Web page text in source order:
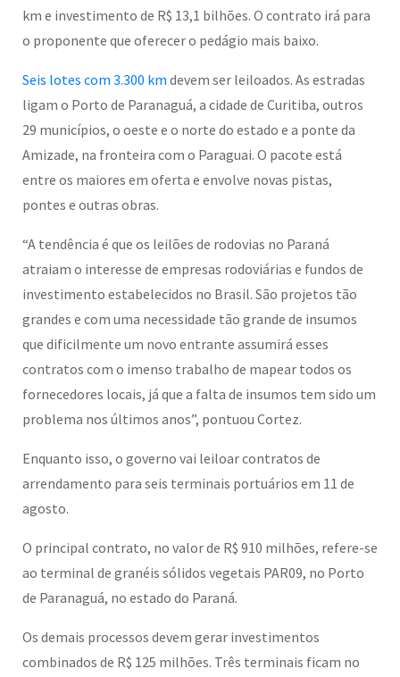
km e investimento de R$ 13,1 bilhões. O contrato irá para
o proponente que oferecer o pedágio mais baixo.
Seis lotes com 3.300 km devem ser leiloados. As estradas
ligam o Porto de Paranaguá, a cidade de Curitiba, outros
29 municípios, o oeste e o norte do estado e a ponte da
Amizade, na fronteira com o Paraguai. O pacote está
entre os maiores em oferta e envolve novas pistas,
pontes e outras obras.
“A tendência é que os leilões de rodovias no Paraná
atraiam o interesse de empresas rodoviárias e fundos de
investimento estabelecidos no Brasil. São projetos tão
grandes e com uma necessidade tão grande de insumos
que dificilmente um novo entrante assumirá esses
contratos com o imenso trabalho de mapear todos os
fornecedores locais, já que a falta de insumos tem sido um
problema nos últimos anos”, pontuou Cortez.
Enquanto isso, o governo vai leiloar contratos de
arrendamento para seis terminais portuários em 11 de
agosto.
O principal contrato, no valor de R$ 910 milhões, refere-se
ao terminal de granéis sólidos vegetais PAR09, no Porto
de Paranaguá, no estado do Paraná.
Os demais processos devem gerar investimentos
combinados de R$ 125 milhões. Três terminais ficam no